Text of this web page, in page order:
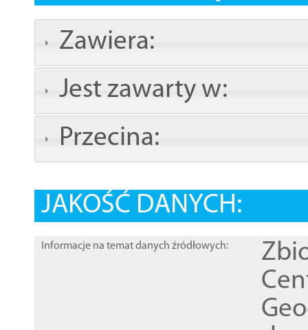
Zawiera:
Jest zawarty w:
Przecina:
JAKOŚĆ DANYCH:
Informacje na temat danych źródłowych: